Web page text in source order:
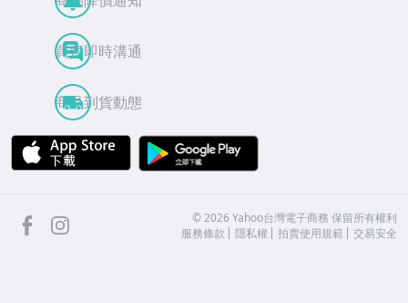
買賣即時溝通
商品到貨動態
APP Store
facebook ©2026 Yahoo台灣電子商務 保留所有權利
服務條款
隱私權 拍賣使用規範 交易安全